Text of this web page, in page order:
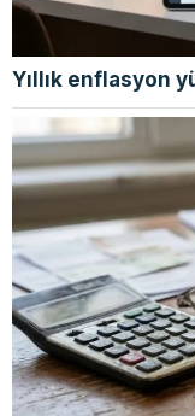
Yıllık enflasyon